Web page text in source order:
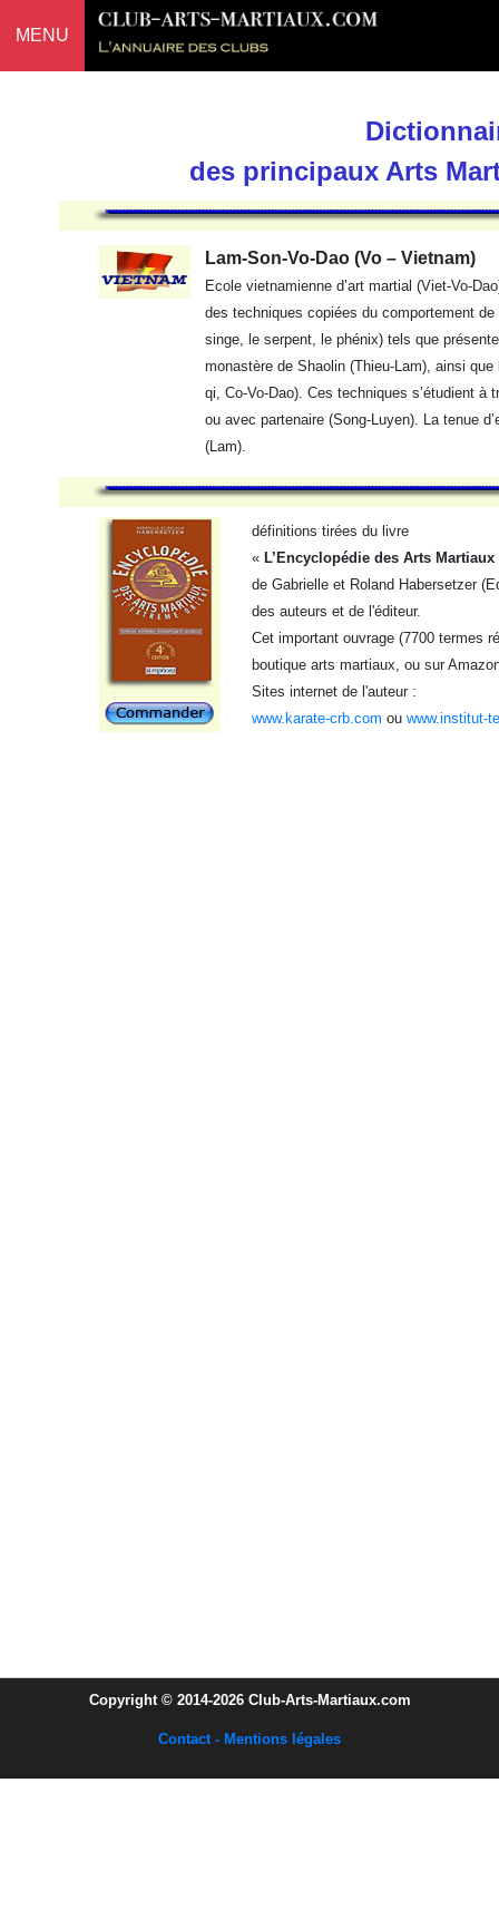
MENU
des principaux Arts
Lam-Son-Vo-Dao (Vo – Vietnam)
Ecole vietnamienne d’art martial (Viet-Vo-
des techniques copiées du comportement
singe, le serpent, le phénix) tels que
monastère de Shaolin (Thieu-Lam), ainsi
qi, Co-Vo-Dao). Ces techniques s’étudient
ou avec partenaire (Song-Luyen). La tenue
(Lam).
définitions tirées du livre
« L’Encyclopédie des Arts
de Gabrielle et Roland Habersetzer
des auteurs et de l'éditeur.
Cet important ouvrage (7700 termes
boutique arts martiaux, ou sur
Sites internet de l'auteur :
www.karate-crb.com ou www.institut-
Copyright © 2014-2026 Club-Arts-Martiaux.com
Contact - Mentions légales